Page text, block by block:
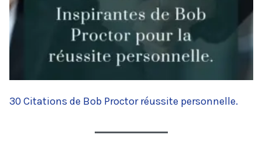
30 Citations de Bob Proctor réussite personnelle.